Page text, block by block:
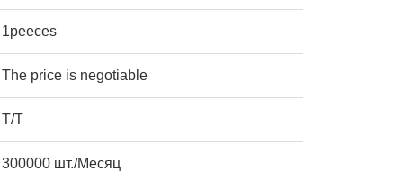
1peeces
The price is negotiable
Т/Т
300000 шт./Месяц